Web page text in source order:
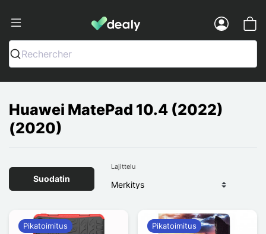
Dealy - Kotelot ja tarvikkeet
Rechercher
Huawei MatePad 10.4 (2022)
(2020)
Suodatin
Lajittelu
Pikatoimitus Pikatoimitus